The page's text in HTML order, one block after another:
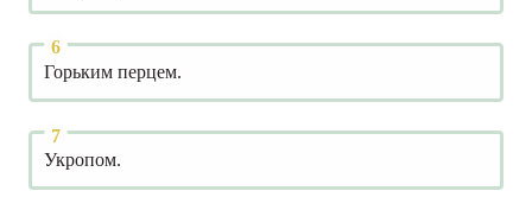
Горьким перцем.
Укропом.